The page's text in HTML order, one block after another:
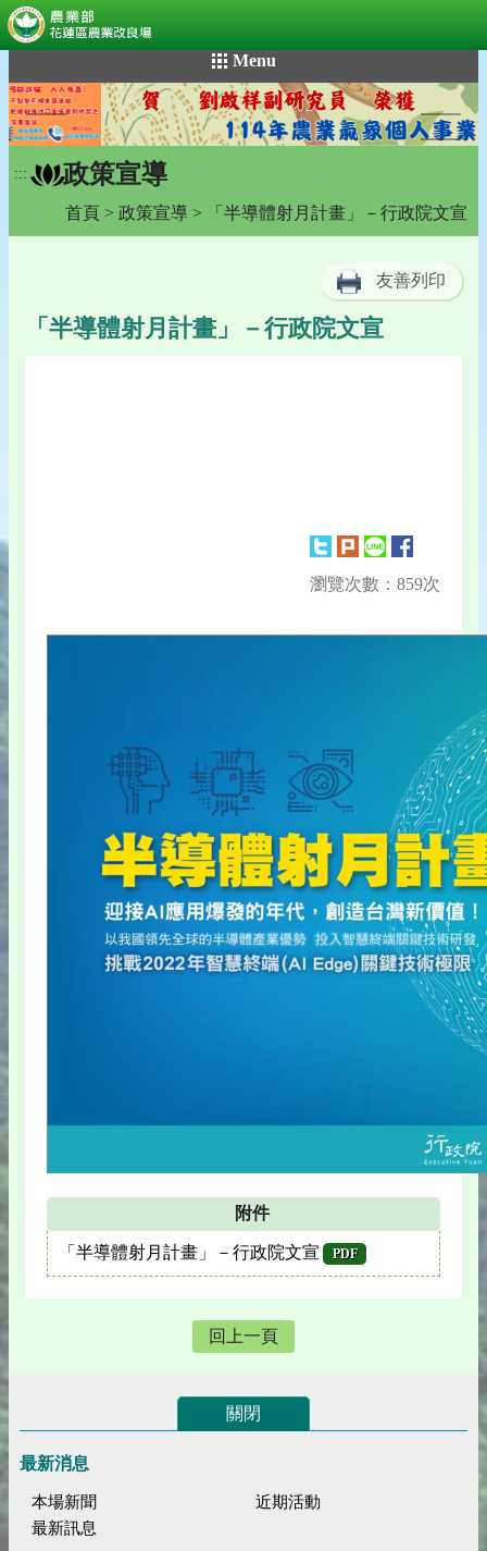
到
主
要
內
容
Menu
::: 政策宣導
首頁 > 政策宣導 > 「半導體射月計畫」－行政院文宣
友善列印
「半導體射月計畫」－行政院文宣
瀏覽次數：859次
附件
「半導體射月計畫」－行政院文宣 PDF
回上一頁
關閉
最新消息
本場新聞
近期活動
最新訊息